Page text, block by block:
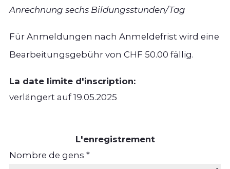
Anrechnung sechs Bildungsstunden/Tag
Für Anmeldungen nach Anmeldefrist wird eine
Bearbeitungsgebühr von CHF 50.00 fällig.
La date limite d'inscription:
verlängert auf 19.05.2025
L'enregistrement
Nombre de gens *